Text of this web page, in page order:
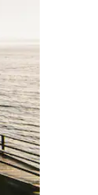
glisser.